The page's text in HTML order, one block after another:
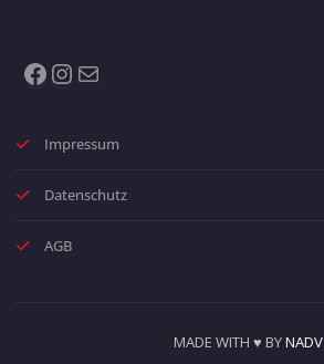
Facebook
Instagram
E-Mail
Impressum
Datenschutz
AGB
MADE WITH ♥ BYNADV